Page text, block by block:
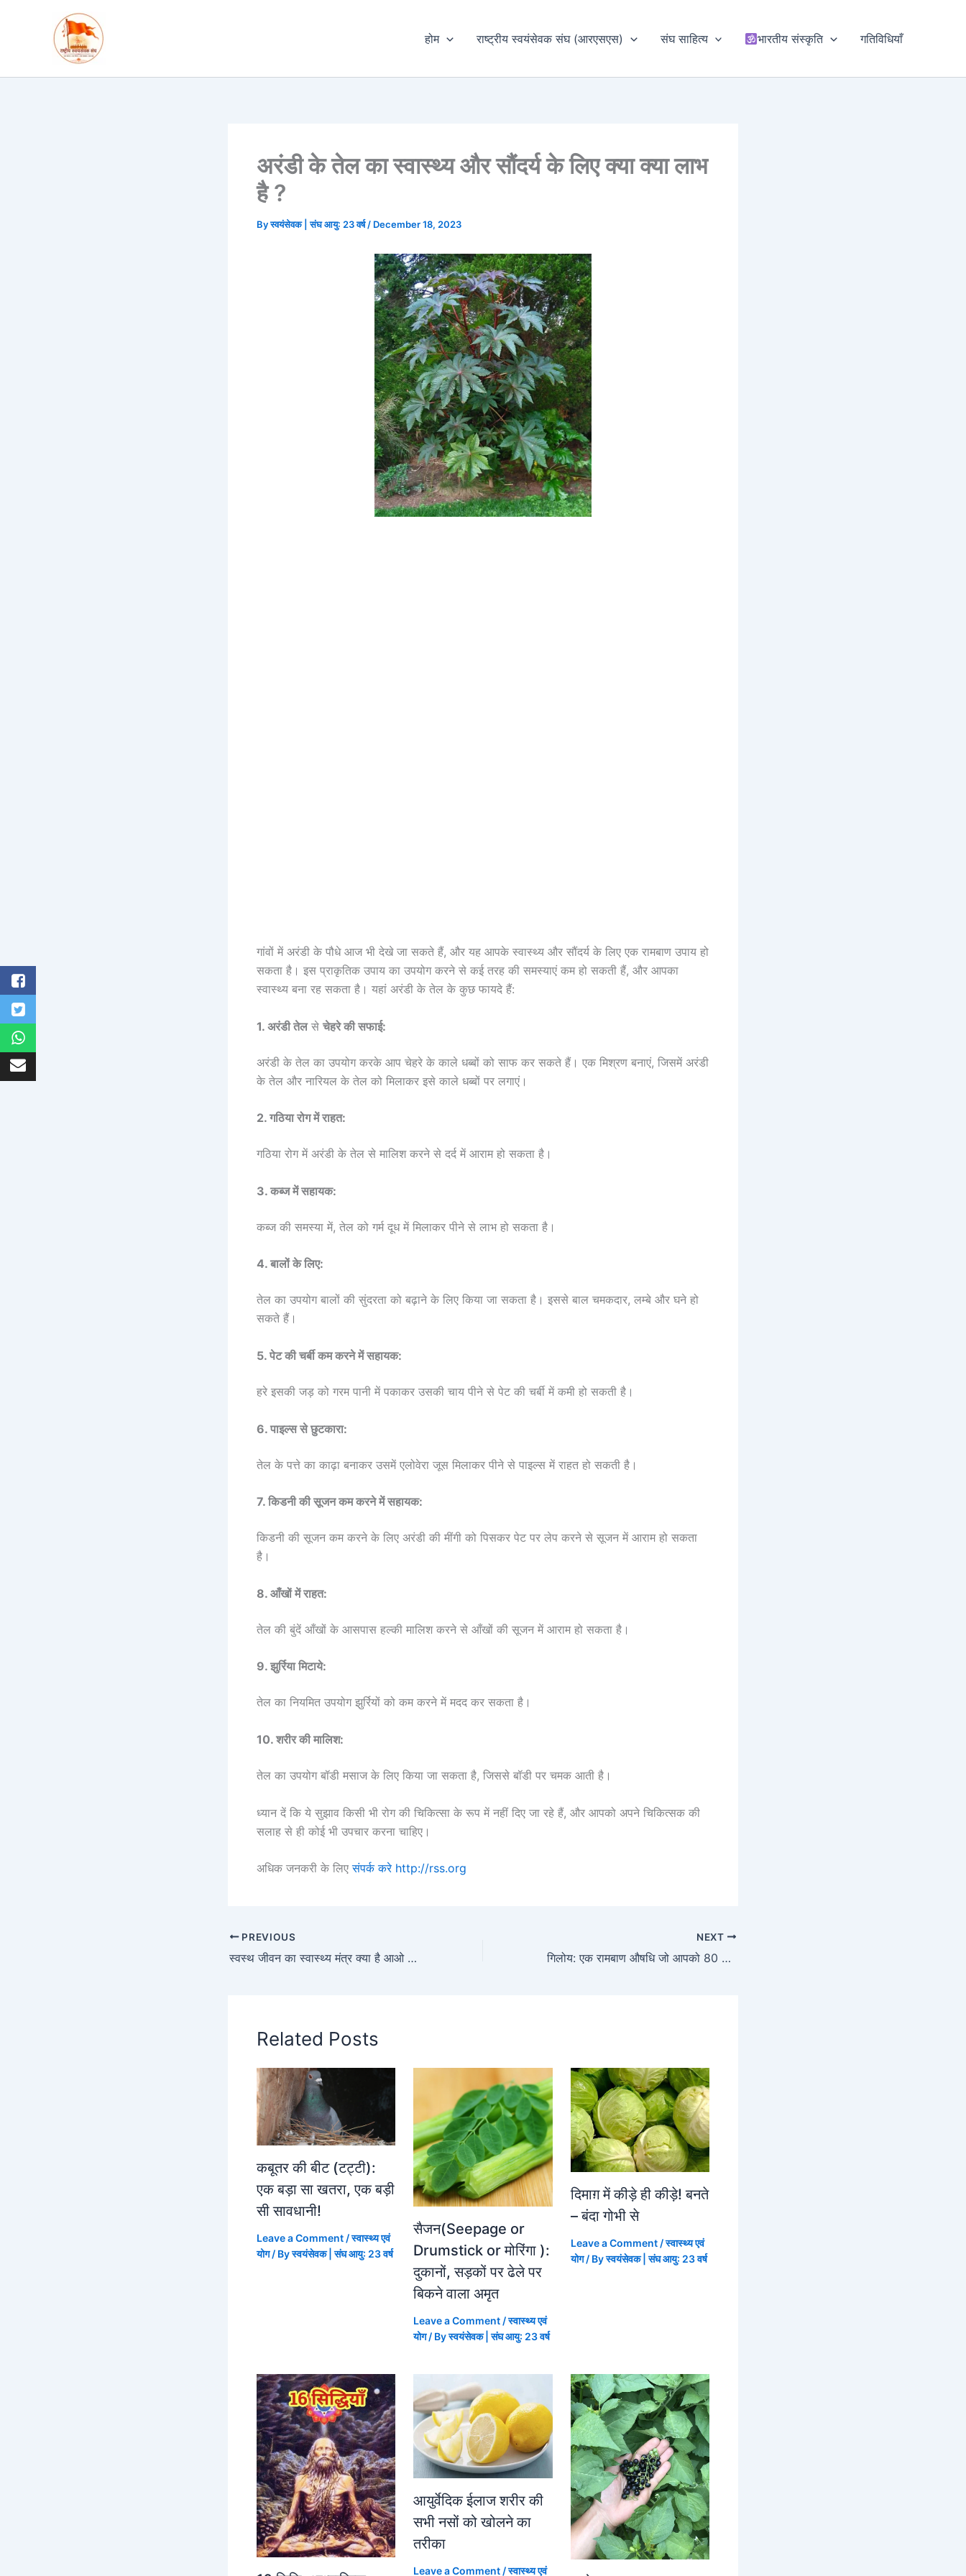
होम राष्ट्रीय स्वयंसेवक संघ (आरएसएस) संघ साहित्य भारतीय संस्कृति गतिविधियाँ
अरंडी के तेल का स्वास्थ्य और सौंदर्य के लिए क्या क्या लाभ
है ?
Byस्वयंसेवक | संघ आयु: 23 वर्ष/ December 18, 2023
गांवों में अरंडी के पौधे आज भी देखे जा सकते हैं, और यह आपके स्वास्थ्य और सौंदर्य के लिए एक रामबाण उपाय हो
सकता है। इस प्राकृतिक उपाय का उपयोग करने से कई तरह की समस्याएं कम हो सकती हैं, और आपका
स्वास्थ्य बना रह सकता है। यहां अरंडी के तेल के कुछ फायदे हैं:
1. अरंडी तेलसे चेहरे की सफाई:
अरंडी के तेल का उपयोग करके आप चेहरे के काले धब्बों को साफ कर सकते हैं। एक मिश्रण बनाएं, जिसमें अरंडी
के तेल और नारियल के तेल को मिलाकर इसे काले धब्बों पर लगाएं।
2. गठिया रोग में राहत:
गठिया रोग में अरंडी के तेल से मालिश करने से दर्द में आराम हो सकता है।
3. कब्ज में सहायक:
कब्ज की समस्या में, तेल को गर्म दूध में मिलाकर पीने से लाभ हो सकता है।
4. बालों के लिए:
तेल का उपयोग बालों की सुंदरता को बढ़ाने के लिए किया जा सकता है। इससे बाल चमकदार, लम्बे और घने हो
सकते हैं।
5. पेट की चर्बी कम करने में सहायक:
हरे इसकी जड़ को गरम पानी में पकाकर उसकी चाय पीने से पेट की चर्बी में कमी हो सकती है।
6. पाइल्स से छुटकारा:
तेल के पत्ते का काढ़ा बनाकर उसमें एलोवेरा जूस मिलाकर पीने से पाइल्स में राहत हो सकती है।
7. किडनी की सूजन कम करने में सहायक:
किडनी की सूजन कम करने के लिए अरंडी की मींगी को पिसकर पेट पर लेप करने से सूजन में आराम हो सकता
है।
8. आँखों में राहत:
तेल की बुंदें आँखों के आसपास हल्की मालिश करने से आँखों की सूजन में आराम हो सकता है।
9. झुर्रिया मिटाये:
तेल का नियमित उपयोग झुर्रियों को कम करने में मदद कर सकता है।
10. शरीर की मालिश:
तेल का उपयोग बॉडी मसाज के लिए किया जा सकता है, जिससे बॉडी पर चमक आती है।
ध्यान दें कि ये सुझाव किसी भी रोग की चिकित्सा के रूप में नहीं दिए जा रहे हैं, और आपको अपने चिकित्सक की
सलाह से ही कोई भी उपचार करना चाहिए।
अधिक जनकरी के लिएसंपर्क करे http://rss.org
PREVIOUS
स्वस्थ जीवन का स्वास्थ्य मंत्र क्या है आओ जाने 100 वर्ष से अधिक उम्र तक जीने के तरीका
NEXT
गिलोय: एक रामबाण औषधि जो आपको 80 सालों तक बीमार नहीं होने देगी
Related Posts
कबूतर की बीट (टट्टी):
एक बड़ा सा खतरा, एक बड़ी
सी सावधानी!
Leave a Comment/स्वास्थ्य एवं
योग/ Byस्वयंसेवक | संघ आयु: 23 वर्ष
सैजन(Seepage or
Drumstick or मोरिंगा ):
दुकानों, सड़कों पर ढेले पर
बिकने वाला अमृत
Leave a Comment /स्वास्थ्य एवं
योग/ Byस्वयंसेवक | संघ आयु: 23 वर्ष
दिमाग़ में कीड़े ही कीड़े! बनते
– बंदा गोभी से
Leave a Comment /स्वास्थ्य एवं
योग/ Byस्वयंसेवक | संघ आयु: 23 वर्ष
आयुर्वेदिक ईलाज शरीर की
सभी नसों को खोलने का
तरीका
Leave a Comment /स्वास्थ्य एवं